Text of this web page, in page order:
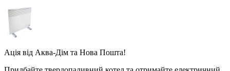
Ація від Аква-Дім та Нова Пошта!